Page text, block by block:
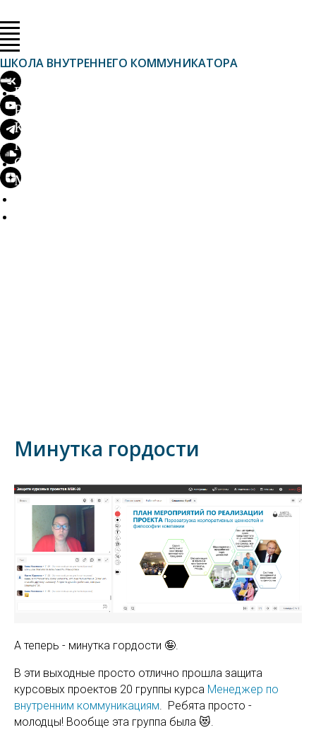
ШКОЛА ВНУТРЕННЕГО КОММУНИКАТОРА
Главная
Расписание
Курсы по темам
Групповые программы
Открытый лекторий
Мастер-классы
Минутка гордости
А теперь - минутка гордости 🤪.
В эти выходные просто отлично прошла защита
курсовых проектов 20 группы курса Менеджер по
внутренним коммуникациям. Ребята просто -
молодцы! Вообще эта группа была 😻.